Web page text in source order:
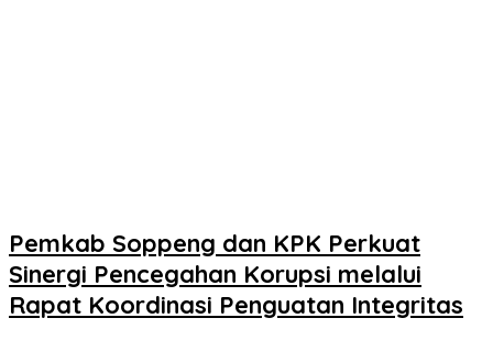
Pemkab Soppeng dan KPK Perkuat
Sinergi Pencegahan Korupsi melalui
Rapat Koordinasi Penguatan Integritas